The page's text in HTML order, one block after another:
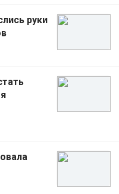
руки